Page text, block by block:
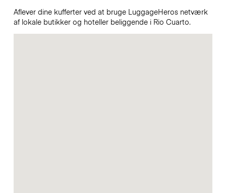
Aflever dine kufferter ved at bruge LuggageHeros netværk
af lokale butikker og hoteller beliggende i Rio Cuarto.